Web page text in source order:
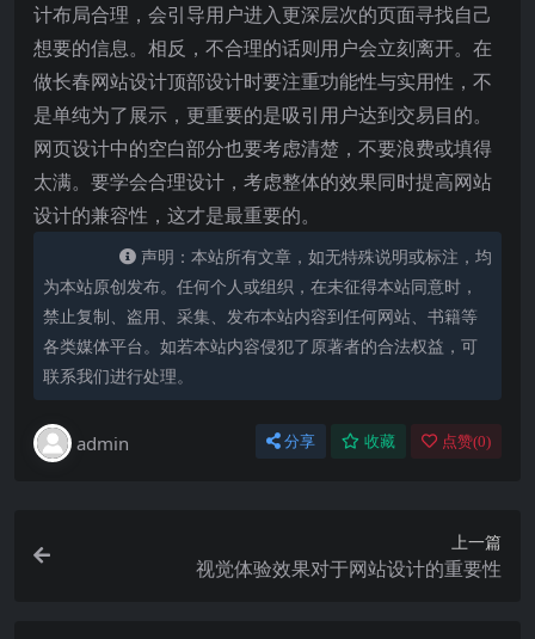
计布局合理，会引导用户进入更深层次的页面寻找自己
想要的信息。相反，不合理的话则用户会立刻离开。在
做长春网站设计顶部设计时要注重功能性与实用性，不
是单纯为了展示，更重要的是吸引用户达到交易目的。
网页设计中的空白部分也要考虑清楚，不要浪费或填得
太满。要学会合理设计，考虑整体的效果同时提高网站
设计的兼容性，这才是最重要的。
声明：本站所有文章，如无特殊说明或标注，均
为本站原创发布。任何个人或组织，在未征得本站同意时，
禁止复制、盗用、采集、发布本站内容到任何网站、书籍等
各类媒体平台。如若本站内容侵犯了原著者的合法权益，可
联系我们进行处理。
admin 分享 收藏 点赞(0)
上一篇
视觉体验效果对于网站设计的重要性